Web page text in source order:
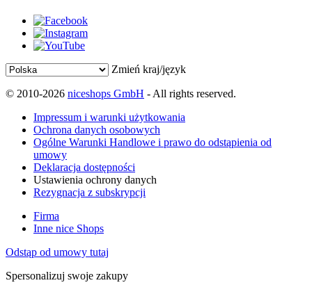
Zmień kraj/język
© 2010-2026 niceshops GmbH - All rights reserved.
Impressum i warunki użytkowania
Ochrona danych osobowych
Ogólne Warunki Handlowe i prawo do odstąpienia od
umowy
Deklaracja dostępności
Ustawienia ochrony danych
Rezygnacja z subskrypcji
Firma
Inne nice Shops
Odstąp od umowy tutaj
Spersonalizuj swoje zakupy